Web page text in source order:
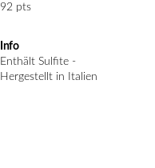
92 pts
Info
Enthält Sulfite -
Hergestellt in Italien